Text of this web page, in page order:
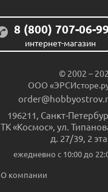
8 (800) 707-06-
интернет-магазин
© 2002 –
ООО
196211, Санкт-
ТК «Космос», ул.
д. 27/39, 2
ежедневно c 10:00 до
О компании